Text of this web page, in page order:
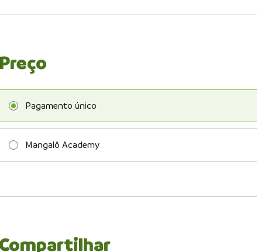
Preço
Pagamento único
Mangalô Academy
Compartilhar